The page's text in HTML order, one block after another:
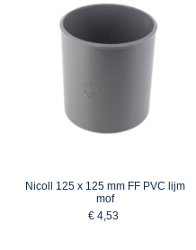
Nicoll 125 x 125 mm FF PVC lijm
mof
€ 4,53